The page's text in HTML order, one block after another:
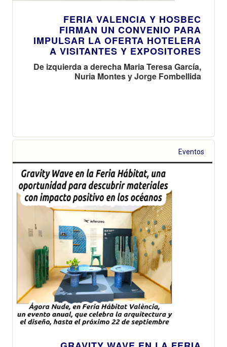
FERIA VALENCIA Y HOSBEC
FIRMAN UN CONVENIO PARA
IMPULSAR LA OFERTA HOTELERA
A VISITANTES Y EXPOSITORES
De izquierda a derecha Maria Teresa García,
Nuria Montes y Jorge Fombellida
Eventos